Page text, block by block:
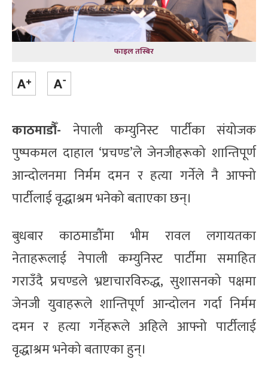
फाइल तस्बिर
काठमाडौँ- नेपाली कम्युनिस्ट पार्टीका संयोजक
पुष्पकमल दाहाल ‘प्रचण्ड’ले जेनजीहरूको शान्तिपूर्ण
आन्दोलनमा निर्मम दमन र हत्या गर्नेले नै आफ्नो
पार्टीलाई वृद्धाश्रम भनेको बताएका छन्।
बुधबार काठमाडौँमा भीम रावल लगायतका
नेताहरूलाई नेपाली कम्युनिस्ट पार्टीमा समाहित
गराउँदै प्रचण्डले भ्रष्टाचारविरुद्ध, सुशासनको पक्षमा
जेनजी युवाहरूले शान्तिपूर्ण आन्दोलन गर्दा निर्मम
दमन र हत्या गर्नेहरूले अहिले आफ्नो पार्टीलाई
वृद्धाश्रम भनेको बताएका हुन्।